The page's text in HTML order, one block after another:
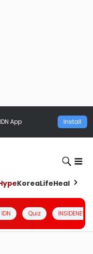
App Install
KoreaLifeHealth
Quiz INSIDENESIA